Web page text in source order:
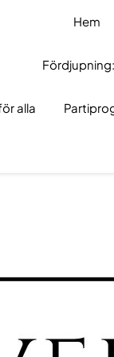
Hem
alla